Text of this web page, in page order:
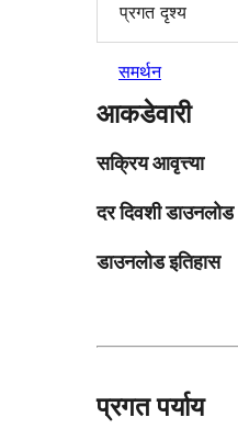
प्रगत दृश्य
समर्थन
आकडेवारी
सक्रिय आवृत्त्या
दर दिवशी डाउनलोड
डाउनलोड इतिहास
प्रगत पर्याय